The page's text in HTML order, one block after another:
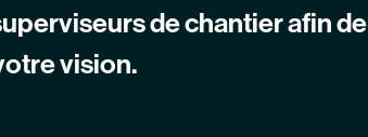
de chantier afin de
vision.